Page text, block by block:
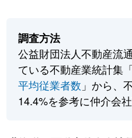
調査方法
公益財団法人不動産流
ている不動産業統計集
平均従業者数 」から、
14.4%を参考に仲介会